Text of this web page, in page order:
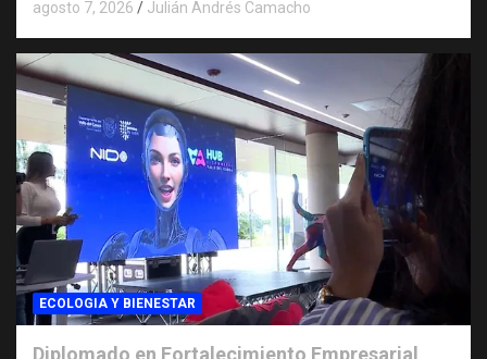
agosto 7, 2026 Julián Andrés Camacho
ECOLOGIA Y BIENESTAR